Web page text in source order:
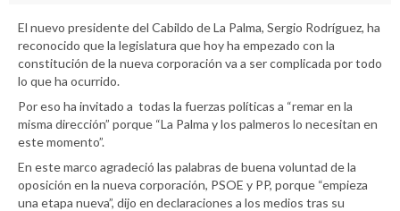
El nuevo presidente del Cabildo de La Palma, Sergio Rodríguez, ha
reconocido que la legislatura que hoy ha empezado con la
constitución de la nueva corporación va a ser complicada por todo
lo que ha ocurrido.
Por eso ha invitado a todas la fuerzas políticas a “remar en la
misma dirección” porque “La Palma y los palmeros lo necesitan en
este momento”.
En este marco agradeció las palabras de buena voluntad de la
oposición en la nueva corporación, PSOE y PP, porque “empieza
una etapa nueva”, dijo en declaraciones a los medios tras su